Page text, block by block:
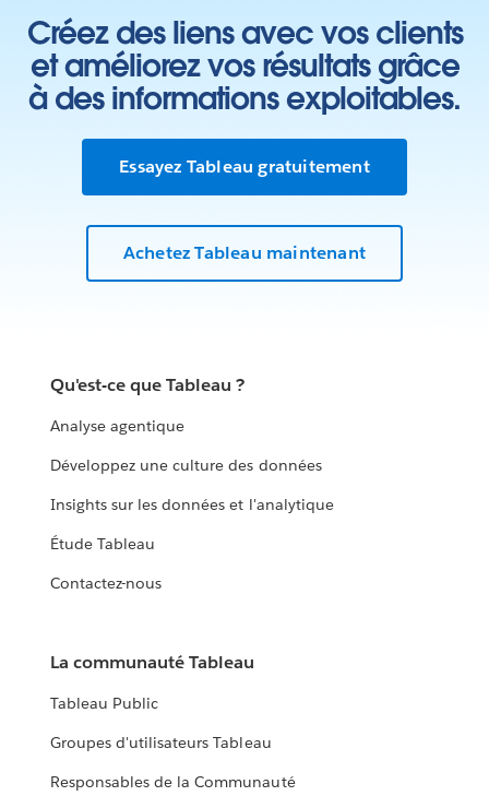
Créez des liens avec vos clients
et améliorez vos résultats grâce
à des informations exploitables.
Essayez Tableau gratuitement
Achetez Tableau maintenant
Qu'est-ce que Tableau ?
Analyse agentique
Développez une culture des données
Insights sur les données et l'analytique
Étude Tableau
Contactez-nous
La communauté Tableau
Tableau Public
Groupes d'utilisateurs Tableau
Responsables de la Communauté